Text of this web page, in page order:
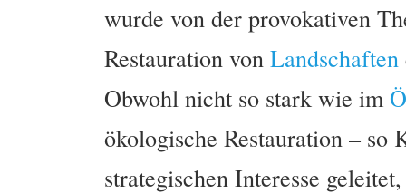
wurde von der provokativen
Restauration von Landschaften
Obwohl nicht so stark wie im
ökologische Restauration –
strategischen Interesse